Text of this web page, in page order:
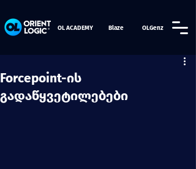
OL ACADEMY Blaze OLGenz
Forcepoint-ის
გადაწყვეტილებები